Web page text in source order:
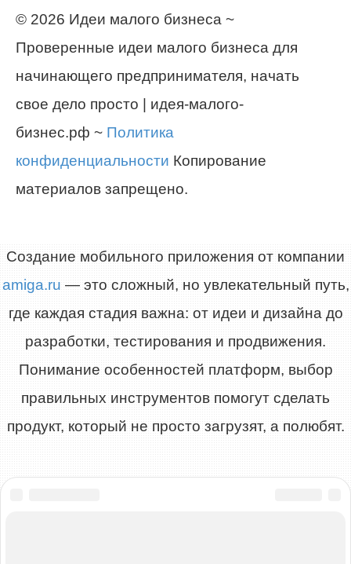
© 2026 Идеи малого бизнеса ~
Проверенные идеи малого бизнеса для
начинающего предпринимателя, начать
свое дело просто | идея-малого-
бизнес.рф ~ Политика
конфиденциальности Копирование
материалов запрещено.
Создание мобильного приложения от компании
amiga.ru — это сложный, но увлекательный путь,
где каждая стадия важна: от идеи и дизайна до
разработки, тестирования и продвижения.
Понимание особенностей платформ, выбор
правильных инструментов помогут сделать
продукт, который не просто загрузят, а полюбят.